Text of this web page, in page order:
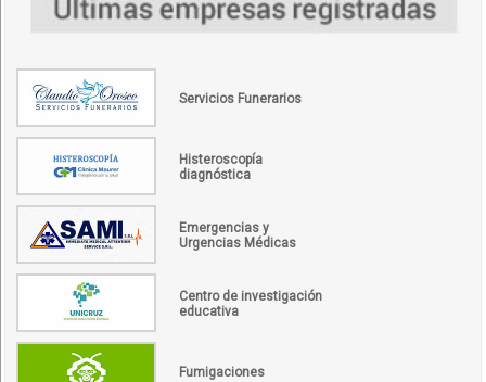
Servicios Funerarios
Histeroscopía
diagnóstica
Emergencias y
Urgencias Médicas
Centro de investigación
educativa
Fumigaciones